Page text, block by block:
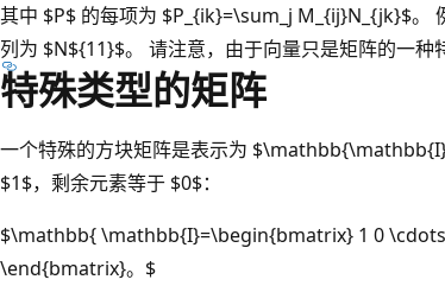
其中 $P$ 的每项为 $P_{ik}=\sum_j M_{ij}N_{jk}$。
列为 $N${11}$。 请注意，由于向量只是矩阵的一种
特殊类型的矩阵
一个特殊的方块矩阵是表示为
$1$，剩余元素等于 $0$：
$\mathbb{ \mathbb{I}=\begin{bmatrix} 1 0
\end{bmatrix}。$